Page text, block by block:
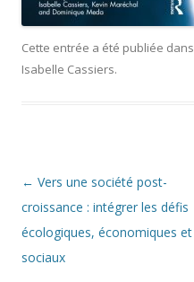
Cette entrée a été publiée dans
Isabelle Cassiers.
Navigation
des
articles
← Vers une société post-
croissance : intégrer les défis
écologiques, économiques et
sociaux